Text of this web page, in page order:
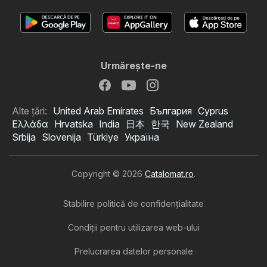
Catalog Profi
Urmăreşte-ne
Alte țări: United Arab Emirates България Cyprus
Ελλάδα Hrvatska India 日本 한국 New Zealand
Srbija Slovenija Türkiye Україна
Copyright © 2026 Catalomat.ro.
Stabilire politică de confidenţialitate
Condiţii pentru utilizarea web-ului
Prelucrarea datelor personale